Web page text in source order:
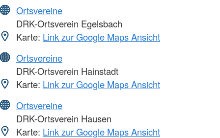
Ortsvereine
DRK-Ortsverein Egelsbach
Karte: Link zur Google Maps Ansicht
Ortsvereine
DRK-Ortsverein Hainstadt
Karte: Link zur Google Maps Ansicht
Ortsvereine
DRK-Ortsverein Hausen
Karte: Link zur Google Maps Ansicht